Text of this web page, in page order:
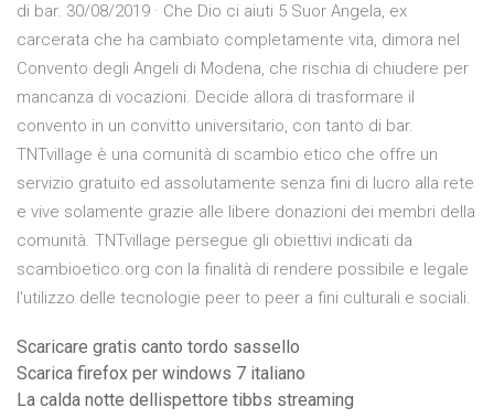
di bar. 30/08/2019 · Che Dio ci aiuti 5 Suor Angela, ex
carcerata che ha cambiato completamente vita, dimora nel
Convento degli Angeli di Modena, che rischia di chiudere per
mancanza di vocazioni. Decide allora di trasformare il
convento in un convitto universitario, con tanto di bar.
TNTvillage è una comunità di scambio etico che offre un
servizio gratuito ed assolutamente senza fini di lucro alla rete
e vive solamente grazie alle libere donazioni dei membri della
comunità. TNTvillage persegue gli obiettivi indicati da
scambioetico.org con la finalità di rendere possibile e legale
l'utilizzo delle tecnologie peer to peer a fini culturali e sociali.
Scaricare gratis canto tordo sassello
Scarica firefox per windows 7 italiano
La calda notte dellispettore tibbs streaming